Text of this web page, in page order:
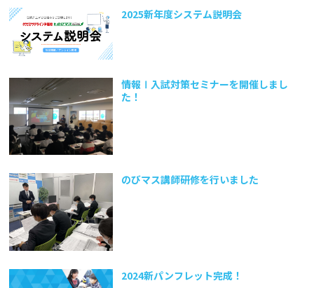
2025新年度システム説明会
情報Ⅰ入試対策セミナーを開催しまし
た！
のびマス講師研修を行いました
2024新パンフレット完成！